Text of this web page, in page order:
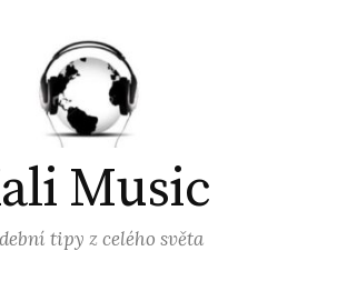
Music
tipy z celého světa